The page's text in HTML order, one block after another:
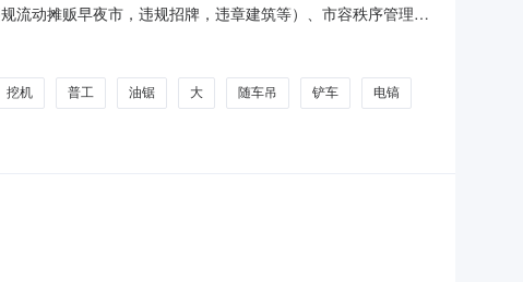
流动摊贩早夜市，违规招牌，违章建筑等）、市容秩序管理维
服务名称单位单价上限值（元）年预估数量金额（元）1普
挖机 普工 油锯 大 随车吊 铲车 电镐